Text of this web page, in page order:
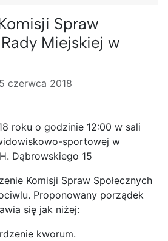
Spraw
Miejskiej w
czerwca 2018
roku o godzinie 12:00 w sali
sportowej w
Dąbrowskiego 15
Komisji Spraw Społecznych
Proponowany porządek
się jak niżej:
kworum.